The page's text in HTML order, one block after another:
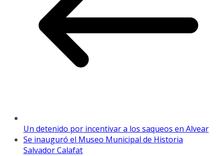
Un detenido por incentivar a los saqueos en Alvear
Se inauguró el Museo Municipal de Historia
Salvador Calafat